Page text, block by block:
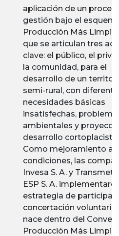
aplicación de un
gestión bajo el
Producción Más
que se articulan tres
clave: el público, el
la comunidad, para el
desarrollo de un
semi-rural, con
necesidades básicas
insatisfechas,
ambientales y
desarrollo cortoplacista.
Como mejoramiento a
condiciones, las
Invesa S. A. y
ESP S. A.
estrategia de
concertación
nace dentro del
Producción Más Limpia